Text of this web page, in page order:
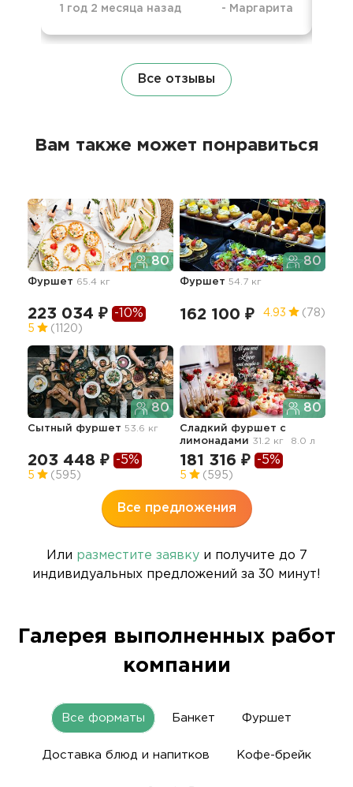
1 год 2 месяца назад - Маргарита
Все отзывы
Вам также может понравиться
80
Фуршет 65.4 кг
223 034 ₽ -10%
5 (1120)
80
Фуршет 54.7 кг
162 100 ₽ 4.93 (78)
80
Сытный фуршет 53.6 кг
203 448 ₽ -5%
5 (595)
80
Сладкий фуршет с
лимонадами 31.2 кг 8.0 л
181 316 ₽ -5%
5 (595)
Все предложения
Или разместите заявкуи получите до 7
индивидуальных предложений за 30 минут!
Галерея выполненных работ
компании
Все форматы Банкет Фуршет
Доставка блюд и напитков Кофе-брейк